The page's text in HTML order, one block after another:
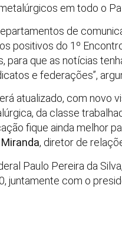
em todo o
de
positivos do 1º
para que as notícias
e federações”,
atualizado, com novo
da classe
fique ainda melhor
, diretor de
Paulo Pereira da
juntamente com o